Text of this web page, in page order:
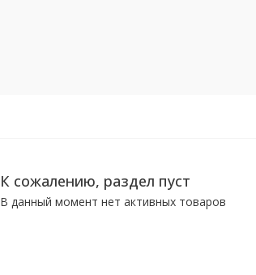
К сожалению, раздел пуст
В данный момент нет активных товаров